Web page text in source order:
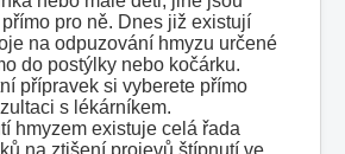
pro ně. Dnes již existují
na odpuzování hmyzu určené
do postýlky nebo kočárku.
přípravek si vyberete přímo
s lékárníkem.
hmyzem existuje celá řada
na ztišení projevů štípnutí ve